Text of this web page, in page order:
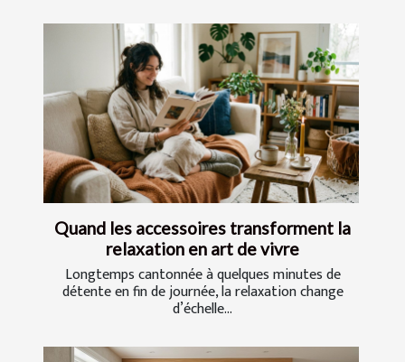
Quand les accessoires transforment la
relaxation en art de vivre
Longtemps cantonnée à quelques minutes de
détente en fin de journée, la relaxation change
d’échelle...